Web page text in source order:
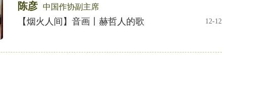
陈彦 中国作协副主席
【烟火人间】音画丨赫哲人的歌 12-12